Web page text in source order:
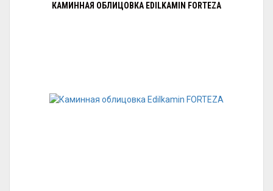
КАМИННАЯ ОБЛИЦОВКА EDILKAMIN FORTEZA